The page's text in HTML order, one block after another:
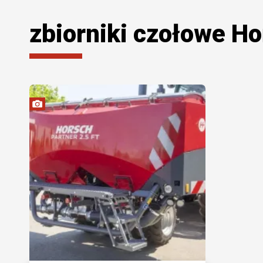
zbiorniki czołowe